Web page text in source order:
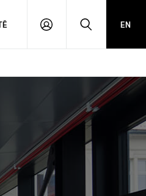
PŘIHLÁSITHLEDAT
EN